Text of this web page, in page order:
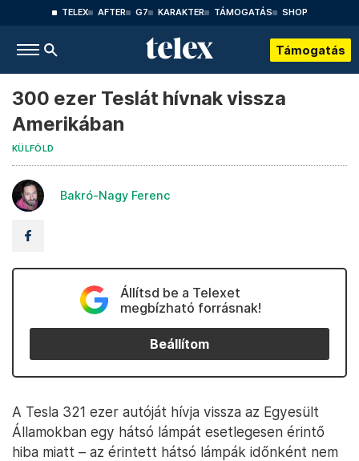
TELEX AFTER G7 KARAKTER TÁMOGATÁS SHOP
Támogatás
300 ezer Teslát hívnak vissza
Amerikában
KÜLFÖLD
Bakró-Nagy Ferenc
Állítsd be a Telexet
megbízható forrásnak!
Beállítom
A Tesla 321 ezer autóját hívja vissza az Egyesült
Államokban egy hátsó lámpát esetlegesen érintő
hiba miatt – az érintett hátsó lámpák időnként nem